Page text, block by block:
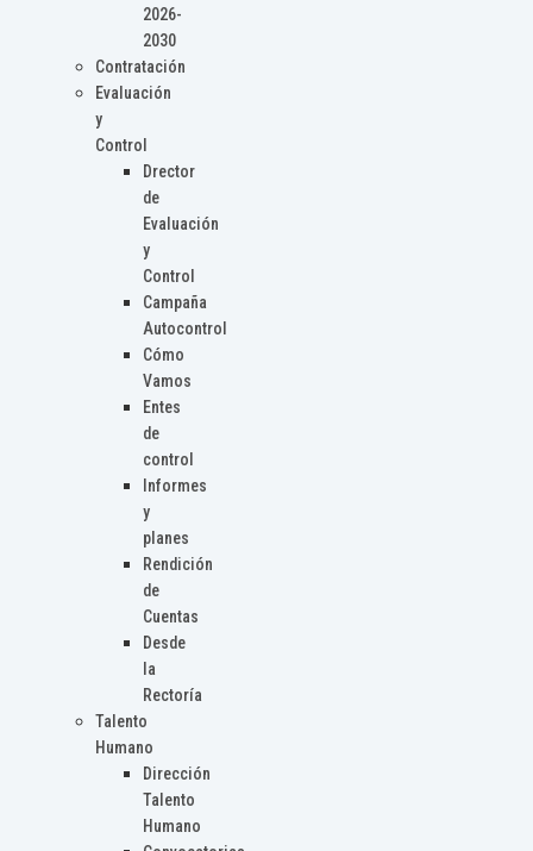
2026-
2030
Contratación
Evaluación
y
Control
Drector
de
Evaluación
y
Control
Campaña
Autocontrol
Cómo
Vamos
Entes
de
control
Informes
y
planes
Rendición
de
Cuentas
Desde
la
Rectoría
Talento
Humano
Dirección
Talento
Humano